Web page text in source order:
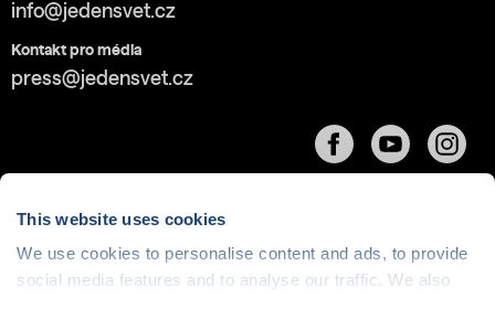
This website uses cookies
We use cookies to personalise content and ads, to provide
social media features and to analyse our traffic. We also
info@jedensvet.cz
Kontakt pro média
press@jedensvet.cz
Cookies| © 1999-2026 Člověk v tísni o.p.s., web běží